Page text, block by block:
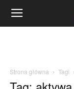
Strona główna Tagi